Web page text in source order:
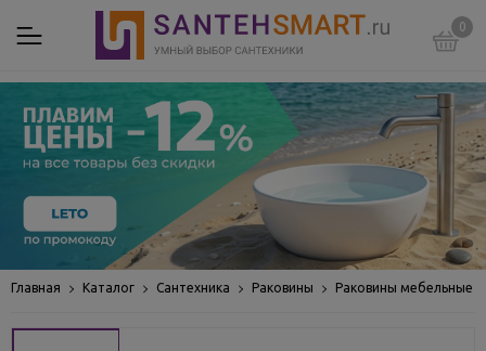
0
Главная Каталог Сантехника Раковины Раковины мебельные